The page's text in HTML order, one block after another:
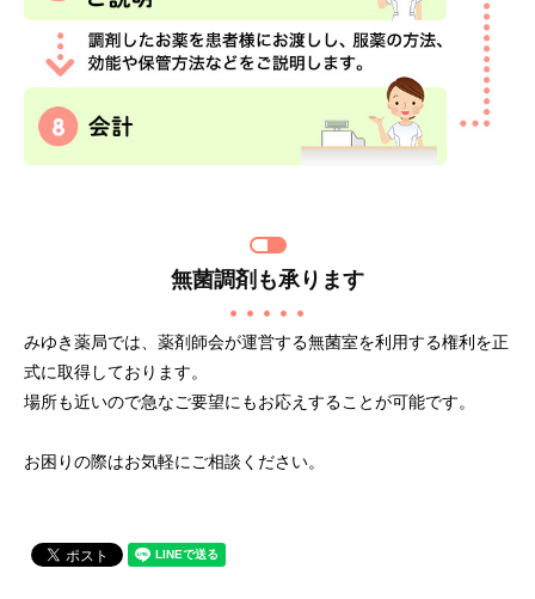
無菌調剤も承ります
みゆき薬局では、薬剤師会が運営する無菌室を利用する権利を正
式に取得しております。
場所も近いので急なご要望にもお応えすることが可能です。
お困りの際はお気軽にご相談ください。